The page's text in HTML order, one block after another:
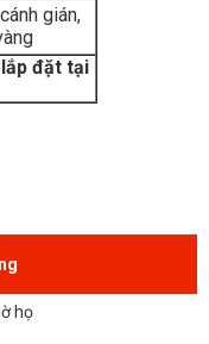
gián,
đặt tại
họ